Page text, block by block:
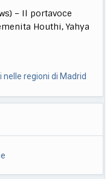
25 lug.
immagini
in festa: finally
– Gli studenti
nascosto in un